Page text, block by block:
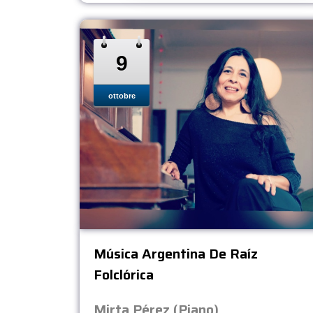
9
ottobre
Música Argentina De Raíz
Folclórica